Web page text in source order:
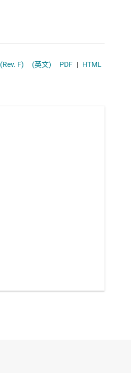
(Rev. F) (英文) PDF | HTML